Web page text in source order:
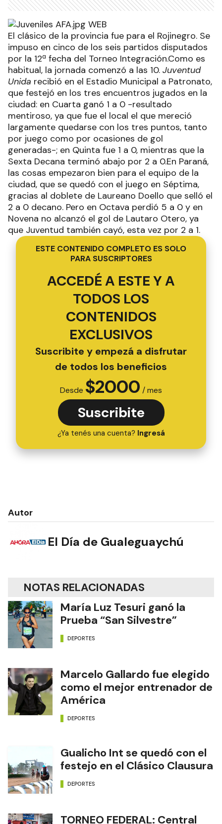
El clásico de la provincia fue para el Rojinegro. Se
impuso en cinco de los seis partidos disputados
por la 12ª fecha del Torneo Integración.Como es
habitual, la jornada comenzó a las 10. Juventud
Unida recibió en el Estadio Municipal a Patronato,
que festejó en los tres encuentros jugados en la
ciudad: en Cuarta ganó 1 a 0 -resultado
mentiroso, ya que fue el local el que mereció
largamente quedarse con los tres puntos, tanto
por juego como por ocasiones de gol
generadas-; en Quinta fue 1 a 0, mientras que la
Sexta Decana terminó abajo por 2 a 0.En Paraná,
las cosas empezaron bien para el equipo de la
ciudad, que se quedó con el juego en Séptima,
gracias al doblete de Laureano Doello que selló el
2 a 0 decano. Pero en Octava perdió 5 a 0 y en
Novena no alcanzó el gol de Lautaro Otero, ya
que Juventud también cayó, esta vez por 2 a 1.
ESTE CONTENIDO COMPLETO ES SOLO
PARA SUSCRIPTORES
ACCEDÉ A ESTE Y A
TODOS LOS
CONTENIDOS
EXCLUSIVOS
Suscribite y empezá a disfrutar
de todos los beneficios
Desde $2000 / mes
Suscribite
¿Ya tenés una cuenta? Ingresá
Autor
El Día de Gualeguaychú
NOTAS RELACIONADAS
María Luz Tesuri ganó la
Prueba “San Silvestre”
DEPORTES
Marcelo Gallardo fue elegido
como el mejor entrenador de
América
DEPORTES
Gualicho Int se quedó con el
festejo en el Clásico Clausura
DEPORTES
TORNEO FEDERAL: Central